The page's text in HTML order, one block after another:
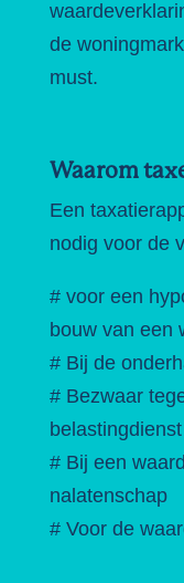
de
must.
Waarom
Een
nodig voor de
# voor een
bouw van een
# Bij de
# Bezwaar
belastingdienst
# Bij een
nalatenschap
# Voor de